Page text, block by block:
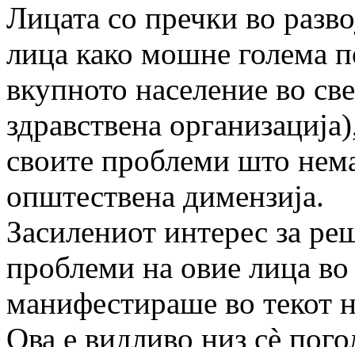
Лицата со пречки во
лица како мошне голема
вкупното население во
здравствена
своите проблеми што
општествена димензија.
Засилениот интерес за
проблеми на овие лица во
манифестираше во текот
Ова е видливо низ сè